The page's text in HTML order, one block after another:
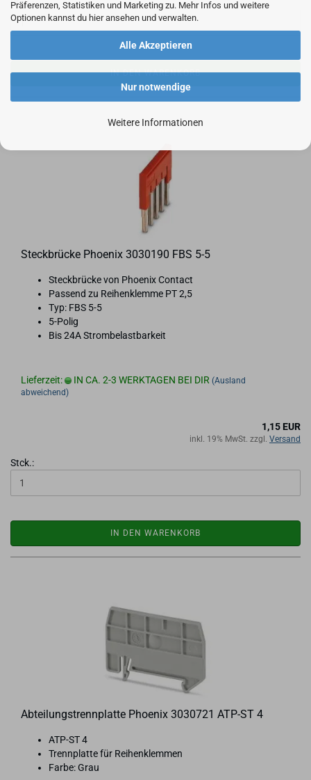
Präferenzen, Statistiken und Marketing zu. Mehr Infos und weitere
Optionen kannst du hier ansehen und verwalten.
Alle Akzeptieren
Nur notwendige
Weitere Informationen
Stck.:
IN DEN WARENKORB
Steck­brü­cke Phoe­nix 3030190 FBS 5-5
Steck­brü­cke von Phoe­nix Con­tact
Pas­send zu Rei­hen­klem­me PT 2,5
Typ: FBS 5-5
5-​Polig
Bis 24A Strom­be­last­bar­keit
Lieferzeit: IN CA. 2-3 WERKTAGEN BEI DIR (Ausland
abweichend)
1,15 EUR
inkl. 19% MwSt. zzgl. Versand
Stck.:
IN DEN WARENKORB
Ab­tei­lungs­trenn­plat­te Phoe­nix 3030721 ATP-​ST 4
ATP-​ST 4
Trenn­plat­te für Rei­hen­klem­men
Farbe: Grau